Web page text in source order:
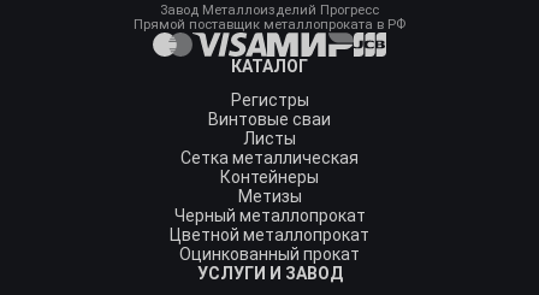
Завод Металлоизделий Прогресс
Прямой поставщик металлопроката в РФ
КАТАЛОГ
Регистры
Винтовые сваи
Листы
Сетка металлическая
Контейнеры
Метизы
Черный металлопрокат
Цветной металлопрокат
Оцинкованный прокат
УСЛУГИ И ЗАВОД